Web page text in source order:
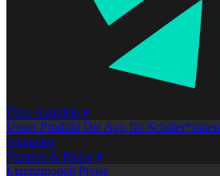
Über AzubMe ▾
Unser Produkt Die App für Schüler*innen
Aktuelles
Vertrieb & Preise ▾
Lizenzmodell Preise